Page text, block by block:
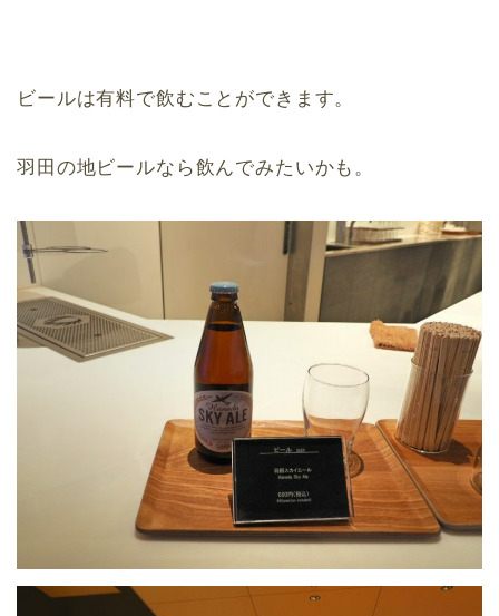
ビールは有料で飲むことができます。
羽田の地ビールなら飲んでみたいかも。